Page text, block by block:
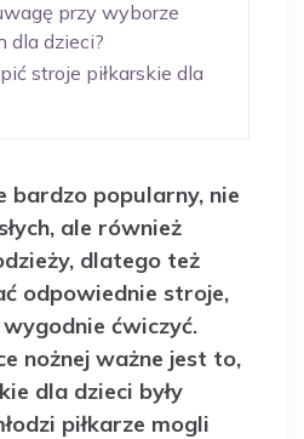
przy wyborze
dla dzieci?
stroje piłkarskie dla
bardzo popularny, nie
ale również
dlatego też
odpowiednie stroje,
ćwiczyć.
nożnej ważne jest to,
dla dzieci były
piłkarze mogli